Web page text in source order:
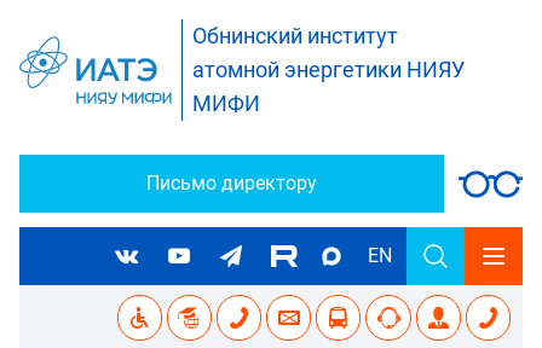
Обнинский институт
атомной энергетики НИЯУ
МИФИ
Письмо директору
EN